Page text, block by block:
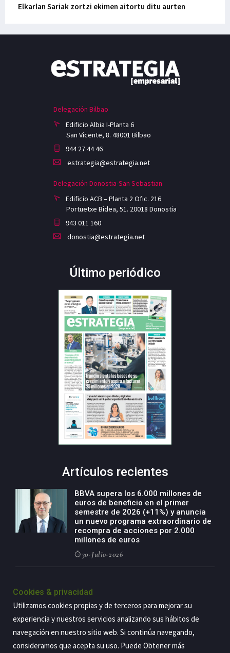
Elkarlan Sariak zortzi ekimen aitortu ditu aurten
Delegación Bilbao
Edificio Albia I-Planta 6
San Vicente, 8. 48001 Bilbao
944 27 44 46
estrategia@estrategia.net
Delegación Donostia-San Sebastian
Edificio ACB – Planta 2 Ofic. 216
Portuetxe Bidea, 51. 20018 Donostia
943 011 160
donostia@estrategia.net
Último periódico
Artículos recientes
BBVA supera los 6.000 millones de
euros de beneficio en el primer
semestre de 2026 (+11%) y anuncia
un nuevo programa extraordinario de
recompra de acciones por 2.000
millones de euros
30-Julio-2026
negocio agro con un modelo global
de especialización presente en siete
países
29-Julio-2026
Cookies & privacidad
Utilizamos cookies propias y de terceros para mejorar su
experiencia y nuestros servicios analizando sus hábitos de
navegación en nuestro sitio web. Si continúa navegando,
consideramos que acepta su uso. Puede Obtener más